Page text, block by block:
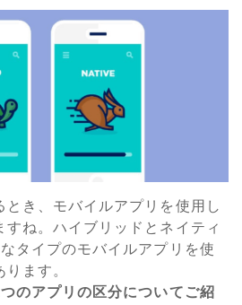
とき、モバイルアプリを使用し
すね。ハイブリッドとネイティ
タイプのモバイルアプリを使
ます。
のアプリの区分についてご紹